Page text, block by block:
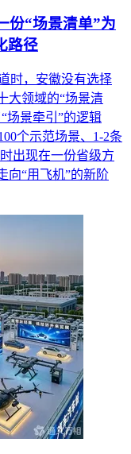
份“场景清单”为
路径
时，安徽没有选择
大领域的“场景清
场景牵引”的逻辑
个示范场景、1-2条
出现在一份省级方
向“用飞机”的新阶